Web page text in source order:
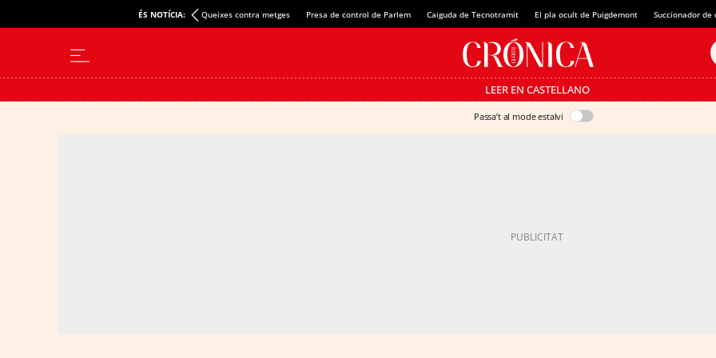
ÉS NOTÍCIA: Queixes contra metges Presa de control de Parlem Caiguda de Tecnotramit El pla ocult de Puigdemont Succionador de
LEER EN CASTELLANO
Passa’t al mode estalvi